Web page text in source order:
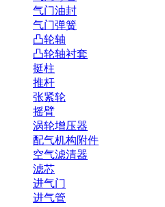
气门油封
气门弹簧
凸轮轴
凸轮轴衬套
挺柱
推杆
张紧轮
摇臂
涡轮增压器
配气机构附件
空气滤清器
滤芯
进气门
进气管